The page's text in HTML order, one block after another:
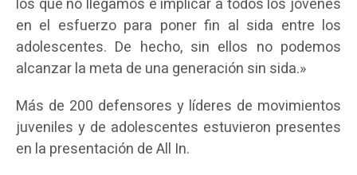
los que no llegamos e implicar a todos los jóvenes
en el esfuerzo para poner fin al sida entre los
adolescentes. De hecho, sin ellos no podemos
alcanzar la meta de una generación sin sida.»
Más de 200 defensores y líderes de movimientos
juveniles y de adolescentes estuvieron presentes
en la presentación de All In.